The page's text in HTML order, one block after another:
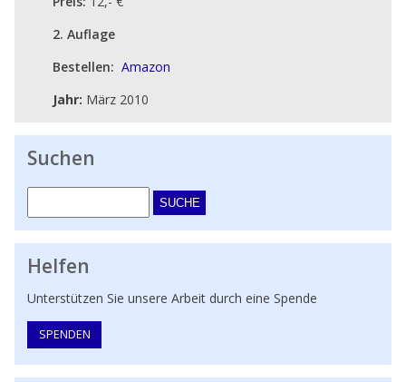
2. Auflage
Bestellen: Amazon
Jahr: März 2010
Suchen
Helfen
Unterstützen Sie unsere Arbeit durch eine Spende
SPENDEN